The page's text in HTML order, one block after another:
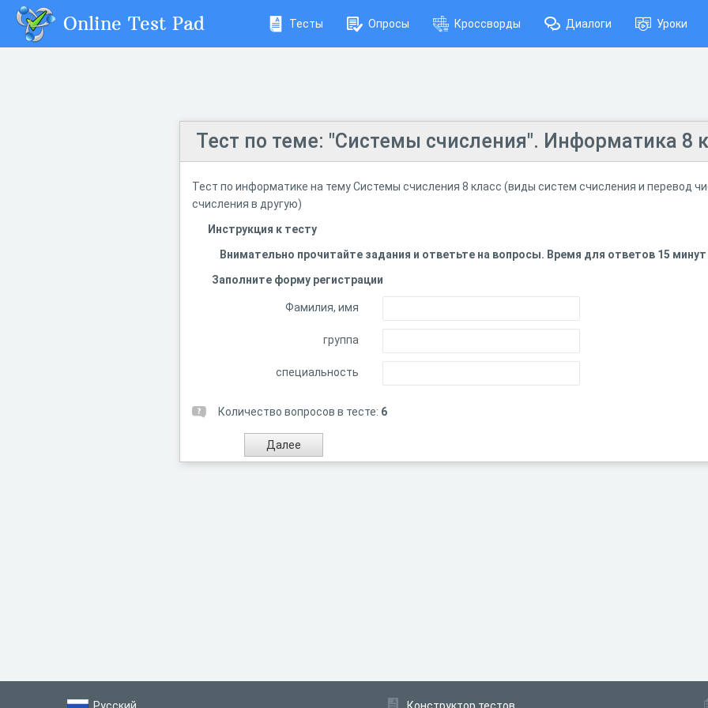
Online Test Pad Тесты Опросы Кроссворды Диалоги Уроки
Тест по теме: "Системы счисления". Информатика 8
Тест по информатике на тему Системы счисления 8 класс (виды систем счисления и перевод
счисления в другую)
Инструкция к тесту
Внимательно прочитайте задания и ответьте на вопросы. Время для ответов 15 минут
Заполните форму регистрации
Фамилия, имя
группа
специальность
Количество вопросов в тесте: 6